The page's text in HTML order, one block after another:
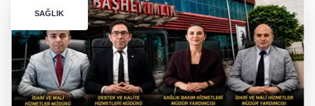
SAĞLIK